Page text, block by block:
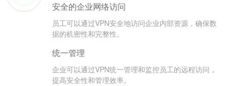
安全的企业网络访问
员工可以通过VPN安全地访问企业内部资源，确保数
据的机密性和完整性。
统一管理
企业可以通过VPN统一管理和监控员工的远程访问，
提高安全性和管理效率。